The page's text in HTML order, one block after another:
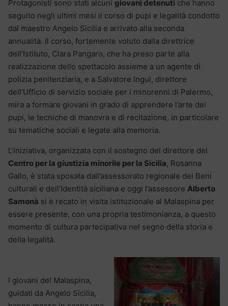
Protagonisti sono stati alcuni giovani detenuti che hanno
seguito negli ultimi mesi il corso di pupi e legalità condotto
dal maestro Angelo Sicilia e arrivato alla seconda
annualità. Il corso, fortemente voluto dalla direttrice
dell’Istituto, Clara Pangaro, che ha preso parte alla
realizzazione dello spettacolo assieme a un agente di
polizia penitenziaria, e a Salvatore Inguì, direttore
dell’Ufficio di servizio sociale per i minorenni di Palermo,
mira a formare giovani in grado di apprendere l’arte dei
pupi, le tecniche di manovra e di recitazione, in particolare
su tematiche sociali e legate alla memoria.
L’iniziativa, organizzata con il sostegno del direttore del
Centro per la giustizia minorile per la Sicilia, Rosanna
Gallo, è stata sposata dall’assessorato regionale dei Beni
culturali e dell’Identità siciliana e oggi l’assessore Alberto
Samonà si è recato in visita istituzionale al Malaspina per
essere presente, con una propria testimonianza, a questo
momento di cultura partecipativa nel segno della storia e
della legalità.
I giovani del Malaspina,
guidati da Angelo Sicilia,